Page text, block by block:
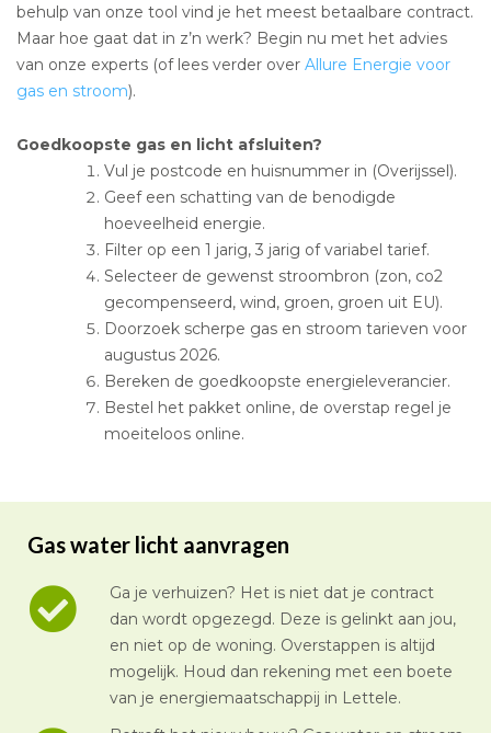
behulp van onze tool vind je het meest betaalbare contract.
Maar hoe gaat dat in z’n werk? Begin nu met het advies
van onze experts (of lees verder over Allure Energie voor
gas en stroom).
Goedkoopste gas en licht afsluiten?
Vul je postcode en huisnummer in (Overijssel).
Geef een schatting van de benodigde
hoeveelheid energie.
Filter op een 1 jarig, 3 jarig of variabel tarief.
Selecteer de gewenst stroombron (zon, co2
gecompenseerd, wind, groen, groen uit EU).
Doorzoek scherpe gas en stroom tarieven voor
augustus 2026.
Bereken de goedkoopste energieleverancier.
Bestel het pakket online, de overstap regel je
moeiteloos online.
Gas water licht aanvragen
Ga je verhuizen? Het is niet dat je contract
dan wordt opgezegd. Deze is gelinkt aan jou,
en niet op de woning. Overstappen is altijd
mogelijk. Houd dan rekening met een boete
van je energiemaatschappij in Lettele.